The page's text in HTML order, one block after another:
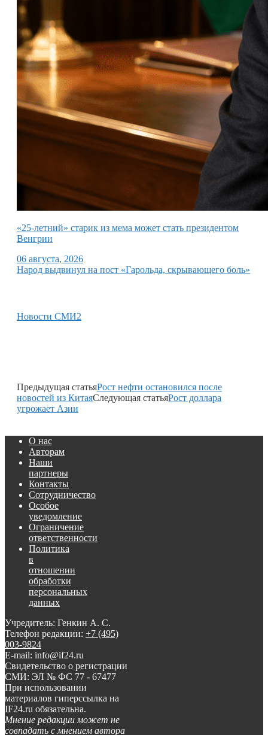
«25-летний» старик из мема может стать президентом
Венгрии
06 августа, 2026
Народ выдвинул на пост «Гарольда, скрывающего боль»
Новости СМИ2
Предыдущая статьяРост нефти остановился после
новостей из КитаяСледующая статьяРост доллара
угрожает Азии
О нас
Авторам
Наши
партнеры
Контакты
Сотрудничество
Особое
уведомление
Ограничение
ответственности
Политика
в
отношении
обработки
персональных
данных
Учредитель: Генкин А. С.
Телефон редакции: +7 (495)
003-9824
E-mail: info@if24.ru
Свидетельство о регистрации
СМИ: ЭЛ № ФС 77 - 67477
При использовании
материалов гиперссылка на
IF24.ru обязательна.
Мнение редакции может не
совпадать с мнением автора